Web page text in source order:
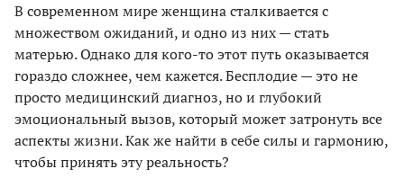
В современном мире женщина сталкивается с
множеством ожиданий, и одно из них — стать
матерью. Однако для кого-то этот путь оказывается
гораздо сложнее, чем кажется. Бесплодие — это не
просто медицинский диагноз, но и глубокий
эмоциональный вызов, который может затронуть все
аспекты жизни. Как же найти в себе силы и гармонию,
чтобы принять эту реальность?